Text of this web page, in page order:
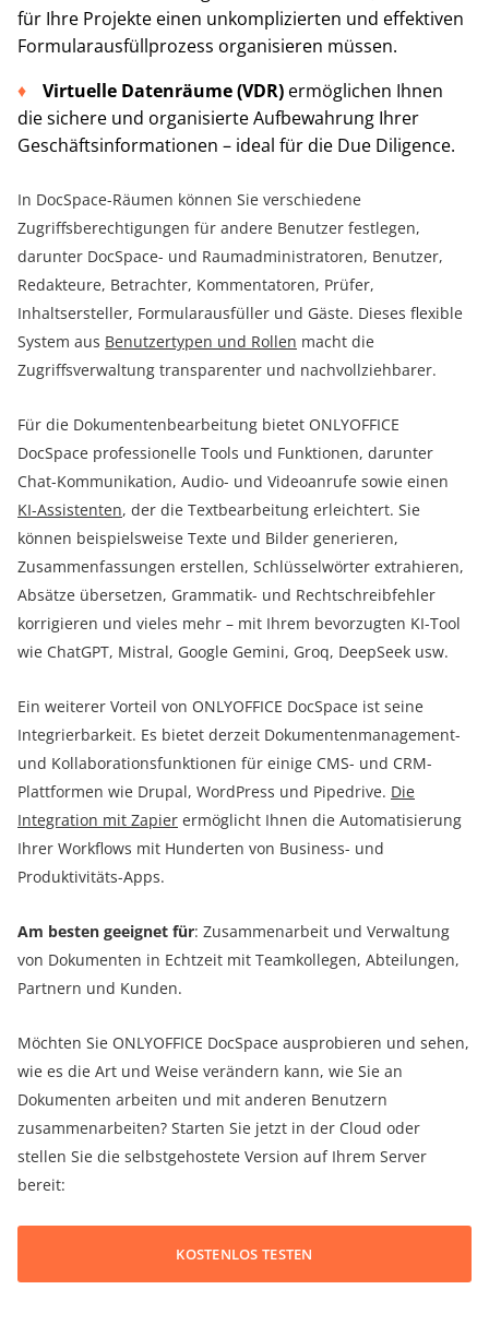
für Ihre Projekte einen unkomplizierten und effektiven
Formularausfüllprozess organisieren müssen.
Virtuelle Datenräume (VDR) ermöglichen Ihnen
die sichere und organisierte Aufbewahrung Ihrer
Geschäftsinformationen – ideal für die Due Diligence.
In DocSpace-Räumen können Sie verschiedene
Zugriffsberechtigungen für andere Benutzer festlegen,
darunter DocSpace- und Raumadministratoren, Benutzer,
Redakteure, Betrachter, Kommentatoren, Prüfer,
Inhaltsersteller, Formularausfüller und Gäste. Dieses flexible
System aus Benutzertypen und Rollen macht die
Zugriffsverwaltung transparenter und nachvollziehbarer.
Für die Dokumentenbearbeitung bietet ONLYOFFICE
DocSpace professionelle Tools und Funktionen, darunter
Chat-Kommunikation, Audio- und Videoanrufe sowie einen
KI-Assistenten, der die Textbearbeitung erleichtert. Sie
können beispielsweise Texte und Bilder generieren,
Zusammenfassungen erstellen, Schlüsselwörter extrahieren,
Absätze übersetzen, Grammatik- und Rechtschreibfehler
korrigieren und vieles mehr – mit Ihrem bevorzugten KI-Tool
wie ChatGPT, Mistral, Google Gemini, Groq, DeepSeek usw.
Ein weiterer Vorteil von ONLYOFFICE DocSpace ist seine
Integrierbarkeit. Es bietet derzeit Dokumentenmanagement-
und Kollaborationsfunktionen für einige CMS- und CRM-
Plattformen wie Drupal, WordPress und Pipedrive. Die
Integration mit Zapier ermöglicht Ihnen die Automatisierung
Ihrer Workflows mit Hunderten von Business- und
Produktivitäts-Apps.
Am besten geeignet für: Zusammenarbeit und Verwaltung
von Dokumenten in Echtzeit mit Teamkollegen, Abteilungen,
Partnern und Kunden.
Möchten Sie ONLYOFFICE DocSpace ausprobieren und sehen,
wie es die Art und Weise verändern kann, wie Sie an
Dokumenten arbeiten und mit anderen Benutzern
zusammenarbeiten? Starten Sie jetzt in der Cloud oder
stellen Sie die selbstgehostete Version auf Ihrem Server
bereit:
KOSTENLOS TESTEN